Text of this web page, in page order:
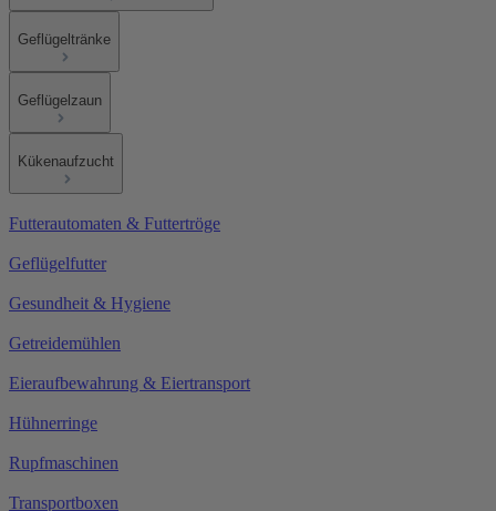
Geflügeltränke
Geflügelzaun
Kükenaufzucht
Futterautomaten & Futtertröge
Geflügelfutter
Gesundheit & Hygiene
Getreidemühlen
Eieraufbewahrung & Eiertransport
Hühnerringe
Rupfmaschinen
Transportboxen